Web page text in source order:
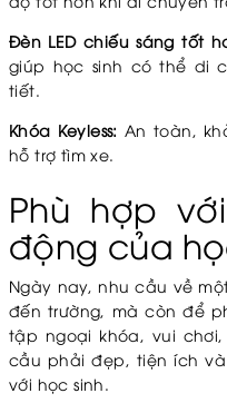
Đèn LED chiếu sáng tốt
giúp học sinh có thể di
tiết.
Khóa Keyless: An toàn,
hỗ trợ tìm xe.
Phù hợp
động của
Ngày nay, nhu cầu về
đến trường, mà còn để
tập ngoại khóa, vui
cầu phải đẹp, tiện ích
với học sinh.